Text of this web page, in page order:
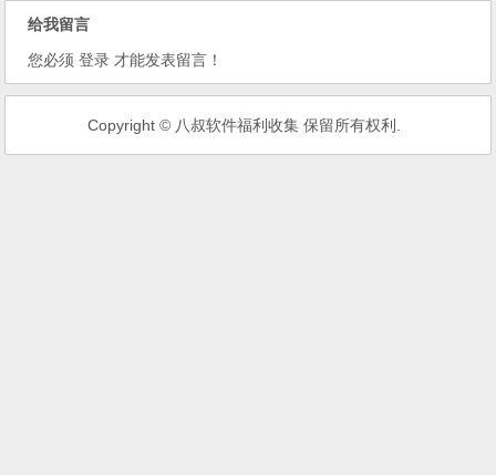
给我留言
您必须 登录 才能发表留言！
Copyright © 八叔软件福利收集 保留所有权利.